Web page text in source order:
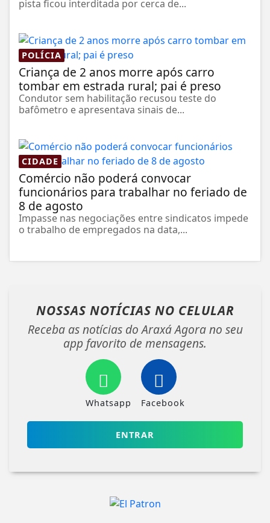
pista ficou interditada por cerca de...
POLÍCIA
Criança de 2 anos morre após carro
tombar em estrada rural; pai é preso
Condutor sem habilitação recusou teste do
bafômetro e apresentava sinais de...
CIDADE
Comércio não poderá convocar
funcionários para trabalhar no feriado de
8 de agosto
Impasse nas negociações entre sindicatos impede
o trabalho de empregados na data,...
NOSSAS NOTÍCIAS NO CELULAR
Receba as notícias do Araxá Agora no seu
app favorito de mensagens.
Whatsapp Facebook
ENTRAR